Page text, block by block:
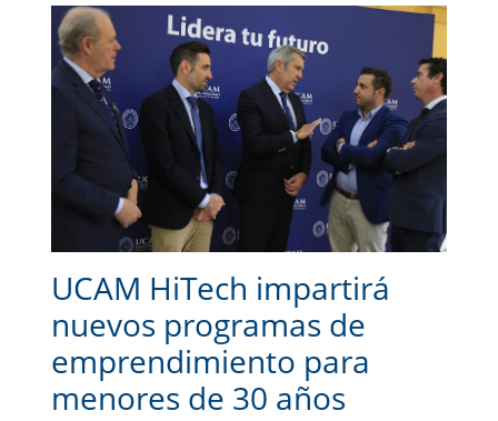
UCAM HiTech impartirá
nuevos programas de
emprendimiento para
menores de 30 años